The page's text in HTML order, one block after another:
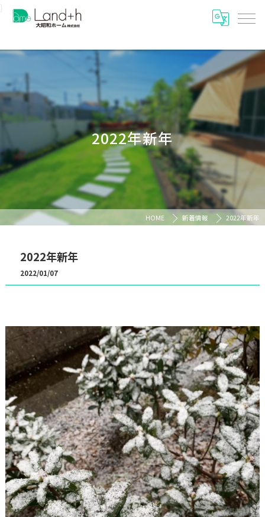
2022年新年
HOME 新着情報 2022年新年
2022年新年
2022/01/07